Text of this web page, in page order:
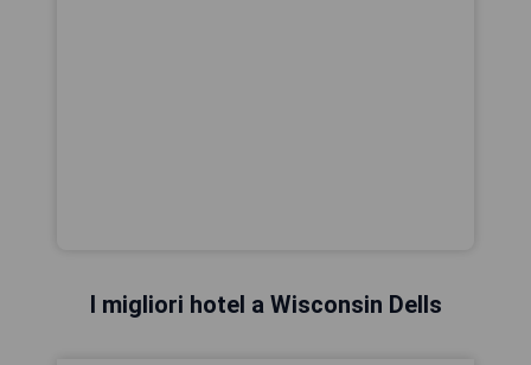
I migliori hotel a Wisconsin Dells